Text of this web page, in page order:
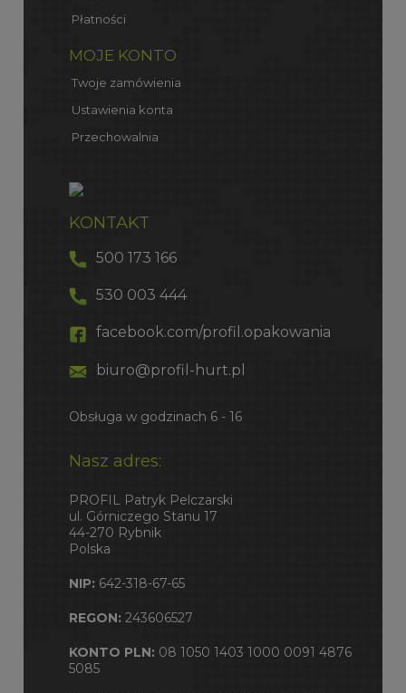
Płatności
MOJE KONTO
Twoje zamówienia
Ustawienia konta
Przechowalnia
KONTAKT
500 173 166
530 003 444
facebook.com/profil.opakowania
biuro@profil-hurt.pl
Obsługa w godzinach 6 - 16
Nasz adres:
PROFIL Patryk Pelczarski
ul. Górniczego Stanu 17
44-270 Rybnik
Polska
NIP: 642-318-67-65
REGON: 243606527
KONTO PLN: 08 1050 1403 1000 0091 4876
5085